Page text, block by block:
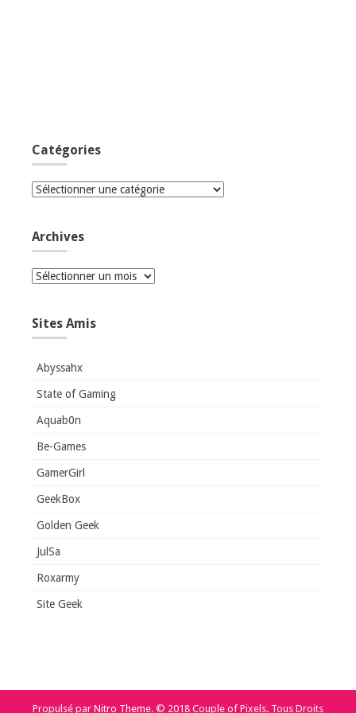
Catégories
Catégories
Archives
Archives
Sites Amis
Abyssahx
State of Gaming
Aquab0n
Be-Games
GamerGirl
GeekBox
Golden Geek
JulSa
Roxarmy
Site Geek
Propulsé par Nitro Theme. © 2018 Couple of Pixels. Tous Droits